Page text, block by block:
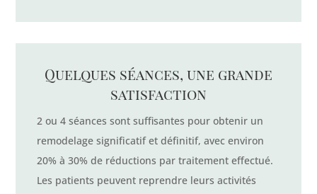
Quelques séances, une grande
satisfaction
2 ou 4 séances sont suffisantes pour obtenir un
remodelage significatif et définitif, avec environ
20% à 30% de réductions par traitement effectué.
Les patients peuvent reprendre leurs activités